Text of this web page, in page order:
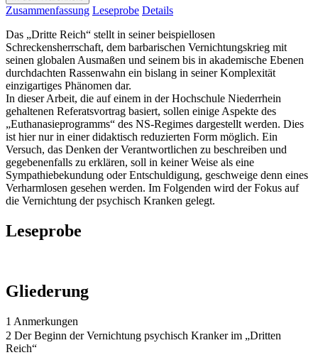
Zusammenfassung Leseprobe Details
Das „Dritte Reich“ stellt in seiner beispiellosen
Schreckensherrschaft, dem barbarischen Vernichtungskrieg mit
seinen globalen Ausmaßen und seinem bis in akademische Ebenen
durchdachten Rassenwahn ein bislang in seiner Komplexität
einzigartiges Phänomen dar.
In dieser Arbeit, die auf einem in der Hochschule Niederrhein
gehaltenen Referatsvortrag basiert, sollen einige Aspekte des
„Euthanasieprogramms“ des NS-Regimes dargestellt werden. Dies
ist hier nur in einer didaktisch reduzierten Form möglich. Ein
Versuch, das Denken der Verantwortlichen zu beschreiben und
gegebenenfalls zu erklären, soll in keiner Weise als eine
Sympathiebekundung oder Entschuldigung, geschweige denn eines
Verharmlosen gesehen werden. Im Folgenden wird der Fokus auf
die Vernichtung der psychisch Kranken gelegt.
Leseprobe
Gliederung
1 Anmerkungen
2 Der Beginn der Vernichtung psychisch Kranker im „Dritten
Reich“